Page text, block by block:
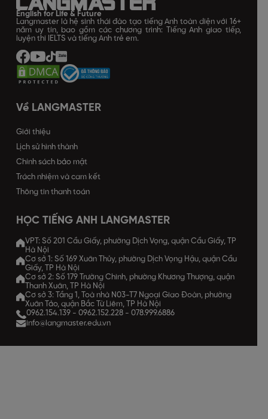
English for Life & Future
Langmaster là hệ sinh thái đào tạo tiếng Anh toàn diện với 16+
năm uy tín, bao gồm các chương trình: Tiếng Anh giao tiếp,
luyện thi IELTS và tiếng Anh trẻ em.
Về LANGMASTER
Giới thiệu
Lịch sử hình thành
Chính sách bảo mật
Trách nhiệm và cam kết
Thông tin thanh toán
HỌC TIẾNG ANH LANGMASTER
VPT: Số 201 Cầu Giấy, phường Dịch Vọng, quận Cầu Giấy, TP
Hà Nội
Cơ sở 1: Số 169 Xuân Thủy, phường Dịch Vọng Hậu, quận Cầu
Giấy, TP Hà Nội
Cơ sở 2: Số 179 Trường Chinh, phường Khương Thượng, quận
Thanh Xuân, TP Hà Nội
Cơ sở 3: Tầng 1, Toà nhà N03-T7 Ngoại Giao Đoàn, phường
Xuân Tảo, quận Bắc Từ Liêm, TP Hà Nội
0962.154.139 - 0962.152.228 - 078.999.6886
info@langmaster.edu.vn